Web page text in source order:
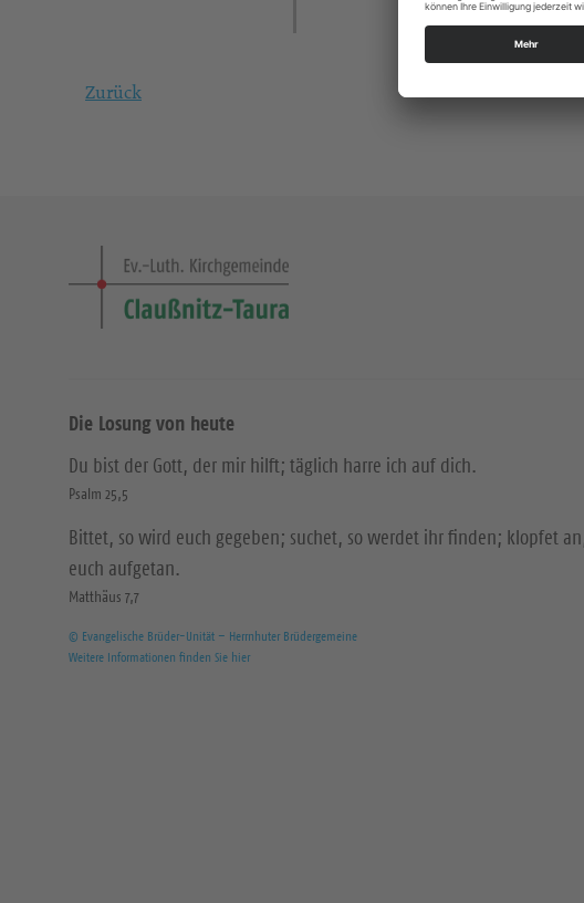
Zurück
Die Losung von heute
Du bist der Gott, der mir hilft; täglich harre ich auf dich.
Psalm 25,5
Bittet, so wird euch gegeben; suchet, so werdet ihr finden; klopfet
euch aufgetan.
Matthäus 7,7
© Evangelische Brüder-Unität – Herrnhuter Brüdergemeine
Weitere Informationen finden Sie hier